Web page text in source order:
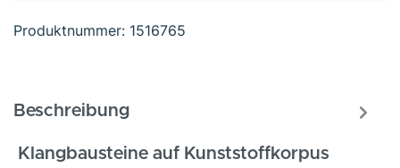
Produktnummer: 1516765
Beschreibung
Klangbausteine auf Kunststoffkorpus